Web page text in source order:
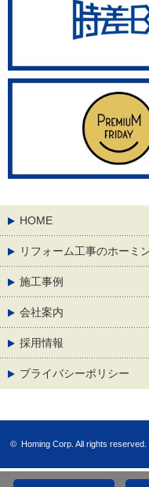
HOME
リフォーム工事のホーミ
施工事例
会社案内
採用情報
プライバシーポリシー
© Homing Corp. All rights reserved.